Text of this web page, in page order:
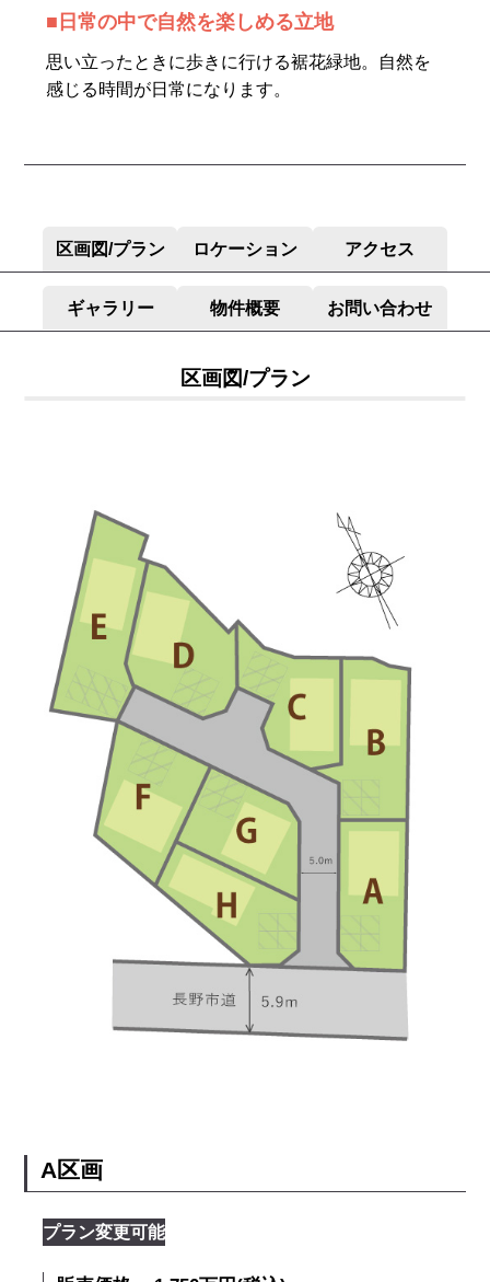
■日常の中で自然を楽しめる立地
思い立ったときに歩きに行ける裾花緑地。自然を
感じる時間が日常になります。
区画図/プラン ロケーション アクセス
ギャラリー 物件概要 お問い合わせ
区画図/プラン
A区画
プラン変更可能